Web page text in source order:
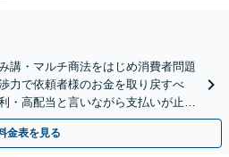
講・マルチ商法をはじめ消費者問題
力で依頼者様のお金を取り戻すべ
・高配当と言いながら支払いが止ま
。
金表を見る